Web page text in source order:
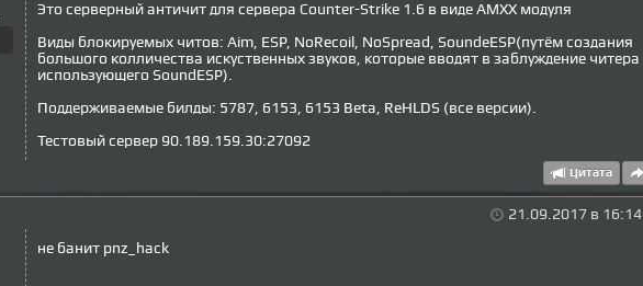
Это серверный античит для сервера Counter-Strike 1.6 в виде AMXX модуля
Виды блокируемых читов: Aim, ESP, NoRecoil, NoSpread, SoundeESP(путём создания
большого колличества искуственных звуков, которые вводят в заблуждение читера
использующего SoundESP).
Поддерживаемые билды: 5787, 6153, 6153 Beta, ReHLDS (все версии).
Тестовый сервер 90.189.159.30:27092
Цитата
21.09.2017 в 16:14
не банит pnz_hack